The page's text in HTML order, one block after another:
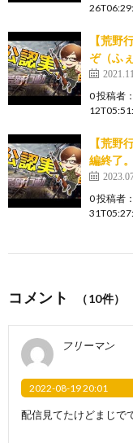
【荒野
ぞ（ふ
0 投稿者
【荒野
編終了
0 投稿者
コメント （10件）
フリーマン
2022-08-19 20:01
配信見てたけどまじで